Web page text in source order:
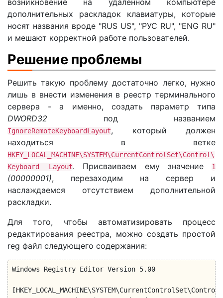
возникновение на удаленном компьютере
дополнительных раскладок клавиатуры, которые
носят названия вроде "RUS US", "РУС RU", "ENG RU"
и мешают корректной работе пользователей.
Решение проблемы
Решить такую проблему достаточно легко, нужно
лишь в внести изменения в реестр терминального
сервера - а именно, создать параметр типа
DWORD32 под названием
IgnoreRemoteKeyboardLayout, который должен
находиться в ветке
HKEY_LOCAL_MACHINE\SYSTEM\CurrentControlSet\Control\
Keyboard Layout. Присваиваем ему значение 1
(00000001), перезаходим на сервер и
наслаждаемся отсутствием дополнительной
раскладки.
Для того, чтобы автоматизировать процесс
редактирования реестра, можно создать простой
reg файл следующего содержания:
Windows Registry Editor Version 5.00